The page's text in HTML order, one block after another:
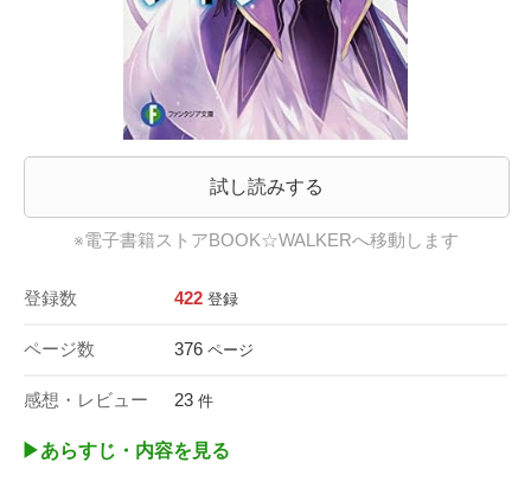
試し読みする
※電子書籍ストアBOOK☆WALKERへ移動します
登録数 422 登録
ページ数 376 ページ
感想・レビュー 23 件
▶︎あらすじ・内容を見る